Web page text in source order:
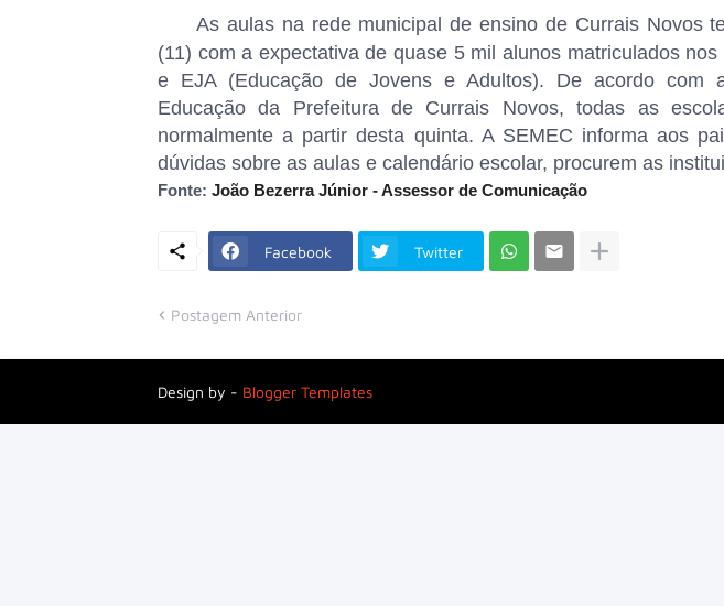
As aulas na rede municipal de ensino de Currais Novos
(11) com a expectativa de quase 5 mil alunos matriculados
e EJA (Educação de Jovens e Adultos). De acordo com
Educação da Prefeitura de Currais Novos, todas as
normalmente a partir desta quinta. A SEMEC informa aos
dúvidas sobre as aulas e calendário escolar, procurem as
Fonte: João Bezerra Júnior - Assessor de Comunicação
Facebook Twitter
Postagem Anterior
Design by - Blogger Templates